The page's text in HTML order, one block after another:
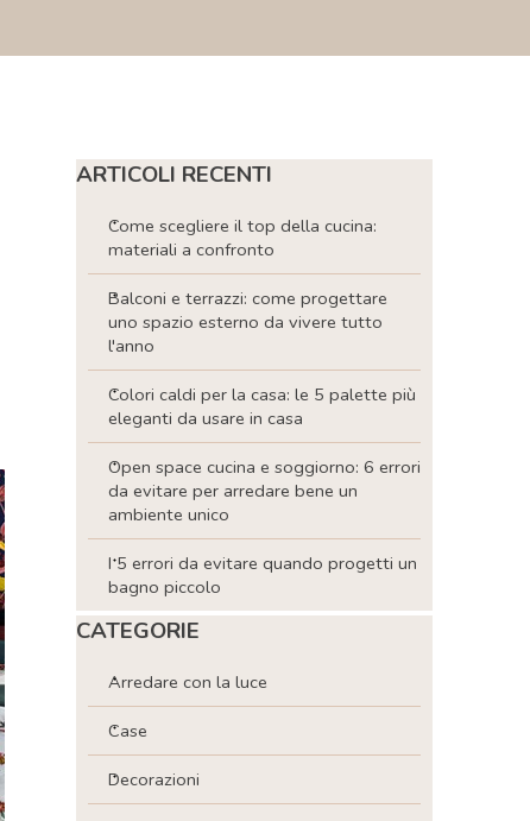
Salta blocco ARTICOLI RECENTI
ARTICOLI RECENTI
Come scegliere il top della cucina:
materiali a confronto
Balconi e terrazzi: come progettare
uno spazio esterno da vivere tutto
l'anno
Colori caldi per la casa: le 5 palette più
eleganti da usare in casa
Open space cucina e soggiorno: 6 errori
da evitare per arredare bene un
ambiente unico
I 5 errori da evitare quando progetti un
bagno piccolo
Salta blocco CATEGORIE
CATEGORIE
Arredare con la luce
Case
Decorazioni